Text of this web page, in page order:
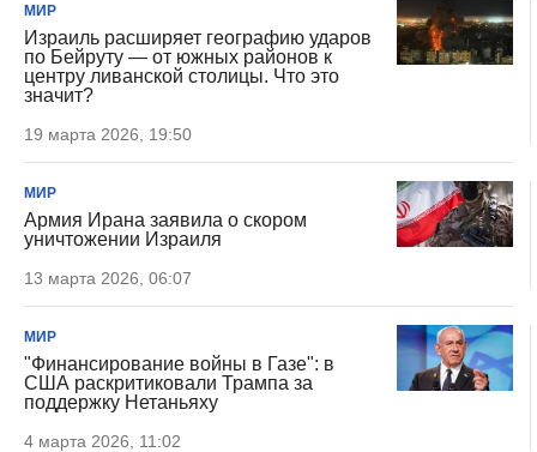
МИР
Израиль расширяет географию ударов
по Бейруту — от южных районов к
центру ливанской столицы. Что это
значит?
19 марта 2026, 19:50
МИР
Армия Ирана заявила о скором
уничтожении Израиля
13 марта 2026, 06:07
МИР
"Финансирование войны в Газе": в
США раскритиковали Трампа за
поддержку Нетаньяху
4 марта 2026, 11:02